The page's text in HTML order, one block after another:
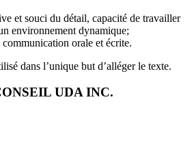
et souci du détail, capacité de travailler
environnement dynamique;
orale et écrite.
dans l’unique but d’alléger le texte.
UDA INC.